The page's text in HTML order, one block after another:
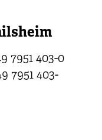
403-0
7951 403-